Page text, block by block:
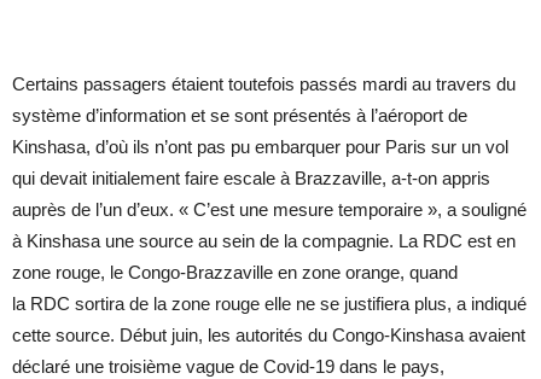
Certains passagers étaient toutefois passés mardi au travers du
système d’information et se sont présentés à l’aéroport de
Kinshasa, d’où ils n’ont pas pu embarquer pour Paris sur un vol
qui devait initialement faire escale à Brazzaville, a-t-on appris
auprès de l’un d’eux. « C’est une mesure temporaire », a souligné
à Kinshasa une source au sein de la compagnie. La RDC est en
zone rouge, le Congo-Brazzaville en zone orange, quand
la RDC sortira de la zone rouge elle ne se justifiera plus, a indiqué
cette source. Début juin, les autorités du Congo-Kinshasa avaient
déclaré une troisième vague de Covid-19 dans le pays,